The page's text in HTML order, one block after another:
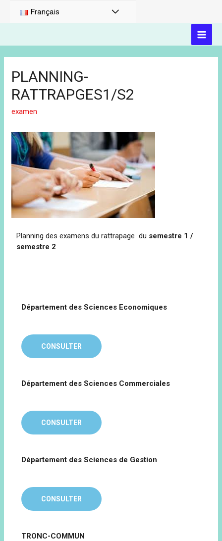
Français
PLANNING-
RATTRAPGES1/S2
examen
Planning des examens du rattrapage du semestre 1 /
semestre 2
Département des Sciences Economiques
CONSULTER
Département des Sciences Commerciales
CONSULTER
Département des Sciences de Gestion
CONSULTER
TRONC-COMMUN